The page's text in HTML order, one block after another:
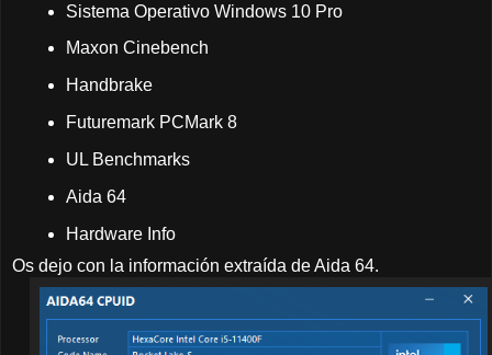
Sistema Operativo Windows 10 Pro
Maxon Cinebench
Handbrake
Futuremark PCMark 8
UL Benchmarks
Aida 64
Hardware Info
Os dejo con la información extraída de Aida 64.